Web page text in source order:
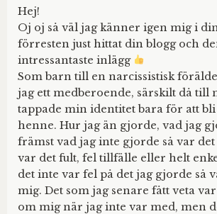
Hej!
Oj oj så väl jag känner igen mig i
förresten just hittat din blogg och
intressantaste inlägg
Som barn till en narcissistisk
jag ett medberoende, särskilt då till
tappade min identitet bara för att
henne. Hur jag än gjorde, vad jag
främst vad jag inte gjorde så var
var det fult, fel tillfälle eller helt
det inte var fel på det jag gjorde så
mig. Det som jag senare fått veta
om mig när jag inte var med, men